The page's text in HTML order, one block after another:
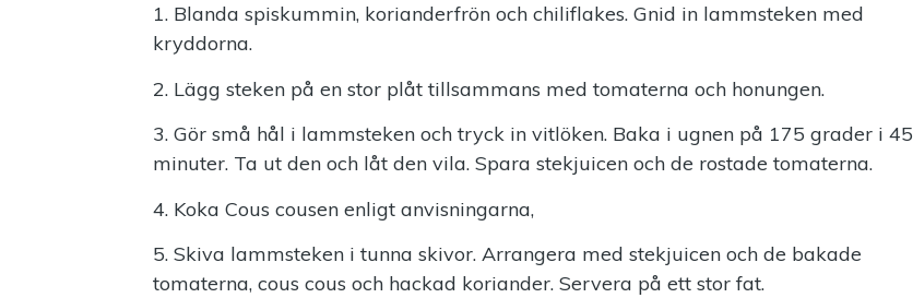
1. Blanda spiskummin, korianderfrön och chiliflakes. Gnid in lammsteken med
kryddorna.
2. Lägg steken på en stor plåt tillsammans med tomaterna och honungen.
3. Gör små hål i lammsteken och tryck in vitlöken. Baka i ugnen på 175 grader i 45
minuter. Ta ut den och låt den vila. Spara stekjuicen och de rostade tomaterna.
4. Koka Cous cousen enligt anvisningarna,
5. Skiva lammsteken i tunna skivor. Arrangera med stekjuicen och de bakade
tomaterna, cous cous och hackad koriander. Servera på ett stor fat.